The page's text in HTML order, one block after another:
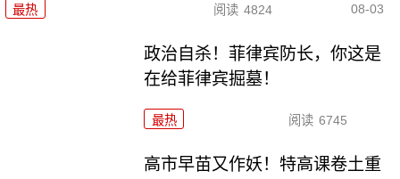
最热 阅读 4824 08-03
政治自杀！菲律宾防长，你这是
在给菲律宾掘墓！
最热 阅读 6745
高市早苗又作妖！特高课卷土重